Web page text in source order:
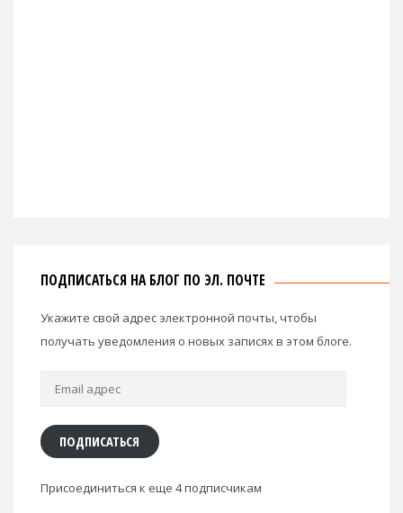
ПОДПИСАТЬСЯ НА БЛОГ ПО ЭЛ. ПОЧТЕ
Укажите свой адрес электронной почты, чтобы
получать уведомления о новых записях в этом блоге.
Email
ПОДПИСАТЬСЯ
Присоединиться к еще 4 подписчикам